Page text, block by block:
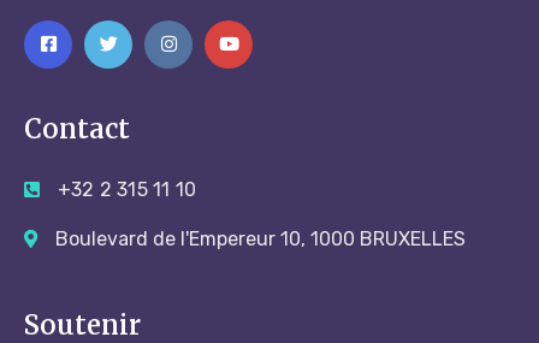
Contact
+32 2 315 11 10
Boulevard de l'Empereur 10, 1000 BRUXELLES
Soutenir